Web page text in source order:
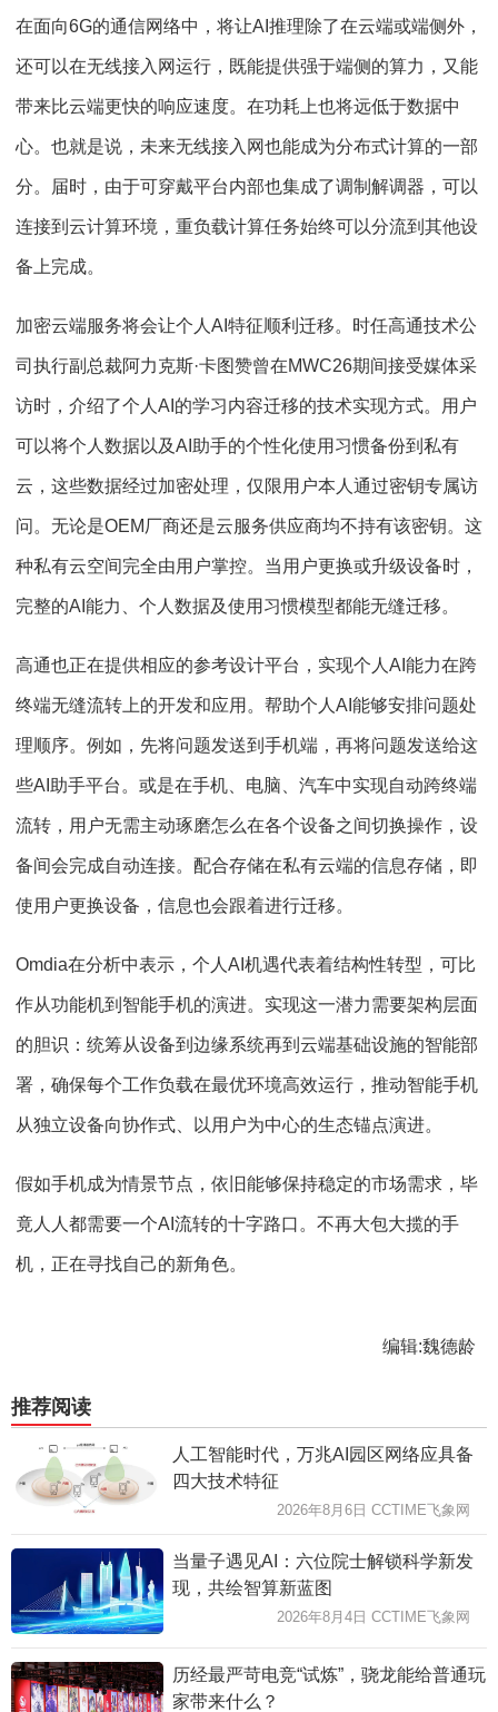
在面向6G的通信网络中，将让AI推理除了在云端或端侧外，
还可以在无线接入网运行，既能提供强于端侧的算力，又能
带来比云端更快的响应速度。在功耗上也将远低于数据中
心。也就是说，未来无线接入网也能成为分布式计算的一部
分。届时，由于可穿戴平台内部也集成了调制解调器，可以
连接到云计算环境，重负载计算任务始终可以分流到其他设
备上完成。
加密云端服务将会让个人AI特征顺利迁移。时任高通技术公
司执行副总裁阿力克斯·卡图赞曾在MWC26期间接受媒体采
访时，介绍了个人AI的学习内容迁移的技术实现方式。用户
可以将个人数据以及AI助手的个性化使用习惯备份到私有
云，这些数据经过加密处理，仅限用户本人通过密钥专属访
问。无论是OEM厂商还是云服务供应商均不持有该密钥。这
种私有云空间完全由用户掌控。当用户更换或升级设备时，
完整的AI能力、个人数据及使用习惯模型都能无缝迁移。
高通也正在提供相应的参考设计平台，实现个人AI能力在跨
终端无缝流转上的开发和应用。帮助个人AI能够安排问题处
理顺序。例如，先将问题发送到手机端，再将问题发送给这
些AI助手平台。或是在手机、电脑、汽车中实现自动跨终端
流转，用户无需主动琢磨怎么在各个设备之间切换操作，设
备间会完成自动连接。配合存储在私有云端的信息存储，即
使用户更换设备，信息也会跟着进行迁移。
Omdia在分析中表示，个⼈AI机遇代表着结构性转型，可⽐
作从功能机到智能⼿机的演进。实现这⼀潜⼒需要架构层⾯
的胆识：统筹从设备到边缘系统再到云端基础设施的智能部
署，确保每个⼯作负载在最优环境⾼效运⾏，推动智能⼿机
从独⽴设备向协作式、以⽤户为中⼼的⽣态锚点演进。
假如手机成为情景节点，依旧能够保持稳定的市场需求，毕
竟人人都需要一个AI流转的十字路口。不再大包大揽的手
机，正在寻找自己的新角色。
编辑:魏德龄
推荐阅读
人工智能时代，万兆AI园区网络应具备
四大技术特征
2026年8月6日 CCTIME飞象网
当量子遇见AI：六位院士解锁科学新发
现，共绘智算新蓝图
2026年8月4日 CCTIME飞象网
历经最严苛电竞“试炼”，骁龙能给普通玩
家带来什么？